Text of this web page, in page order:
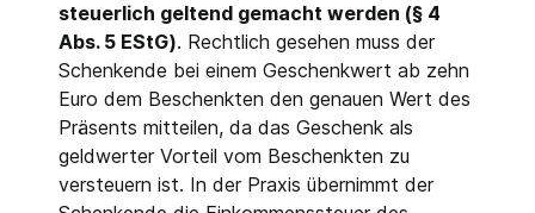
steuerlich geltend gemacht werden (§ 4
Abs. 5 EStG). Rechtlich gesehen muss der
Schenkende bei einem Geschenkwert ab zehn
Euro dem Beschenkten den genauen Wert des
Präsents mitteilen, da das Geschenk als
geldwerter Vorteil vom Beschenkten zu
versteuern ist. In der Praxis übernimmt der